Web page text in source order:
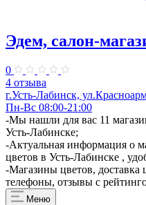
Эдем, салон-
0
4 отзыва
г.Усть-Лабинск,
Пн-Вс 08:00-21:00
-Мы нашли для вас 11
Усть-Лабинске;
-Актуальная информация о
цветов в Усть-Лабинске ,
-Магазины цветов, доставка
телефоны, отзывы с
Меню